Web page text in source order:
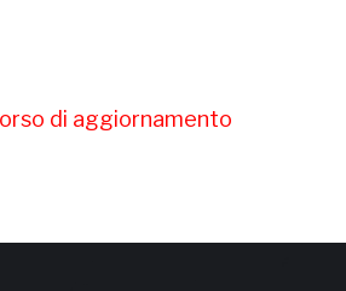
di aggiornamento